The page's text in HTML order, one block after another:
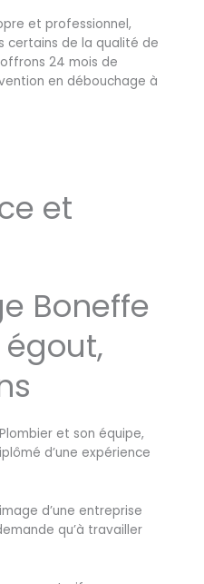
et professionnel,
certains de la qualité de
24 mois de
en débouchage à
et
Boneffe
égout,
et son équipe,
d’une expérience
d’une entreprise
qu’à travailler